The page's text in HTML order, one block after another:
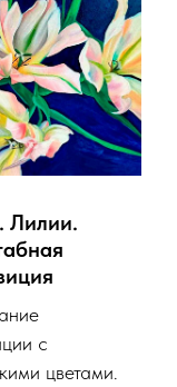
Лилии.
с
цветами.